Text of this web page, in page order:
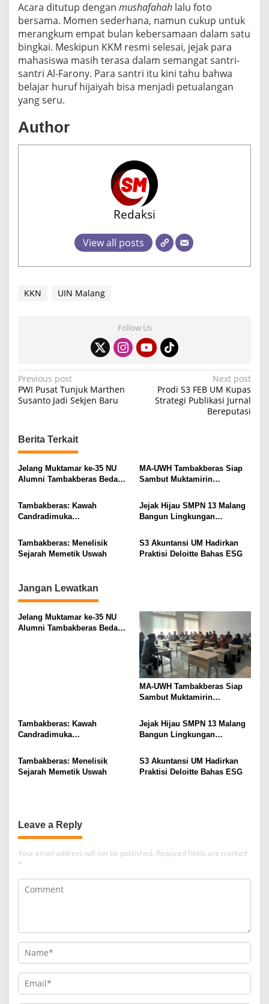
Acara ditutup dengan mushafahah lalu foto
bersama. Momen sederhana, namun cukup untuk
merangkum empat bulan kebersamaan dalam satu
bingkai. Meskipun KKM resmi selesai, jejak para
mahasiswa masih terasa dalam semangat santri-
santri Al-Farony. Para santri itu kini tahu bahwa
belajar huruf hijaiyah bisa menjadi petualangan
yang seru.
Author
Redaksi
View all posts
KKN UIN Malang
Follow Us
P
o
t
n
a
v
i
g
t
o
n
Previous post
PWI Pusat Tunjuk Marthen
Susanto Jadi Sekjen Baru
Next post
Prodi S3 FEB UM Kupas
Strategi Publikasi Jurnal
Bereputasi
Berita Terkait
Jelang Muktamar ke-35 NU
Alumni Tambakberas Bedah
MA-UWH Tambakberas Siap
Sambut Muktamirin
Tambakberas: Kawah
Candradimuka
Ulama
Jejak Hijau SMPN 13 Malang
Bangun Lingkungan
Tambakberas: Menelisik
Sejarah Memetik Uswah
S3 Akuntansi UM Hadirkan
Praktisi Deloitte Bahas ESG
Jangan Lewatkan
Jelang Muktamar ke-35 NU
Alumni Tambakberas Bedah
MA-UWH Tambakberas Siap
Sambut Muktamirin
Tambakberas: Kawah
Candradimuka
Ulama
Jejak Hijau SMPN 13 Malang
Bangun Lingkungan
Tambakberas: Menelisik
Sejarah Memetik Uswah
S3 Akuntansi UM Hadirkan
Praktisi Deloitte Bahas ESG
Leave a Reply
Your email address will not be published. Required fields are marked
*